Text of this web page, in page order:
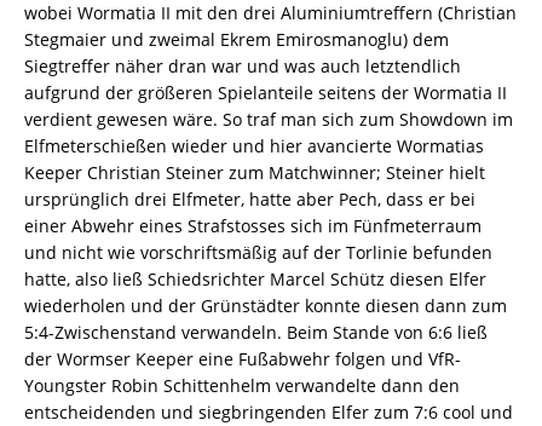
wobei Wormatia II mit den drei Aluminiumtreffern (Christian
Stegmaier und zweimal Ekrem Emirosmanoglu) dem
Siegtreffer näher dran war und was auch letztendlich
aufgrund der größeren Spielanteile seitens der Wormatia II
verdient gewesen wäre. So traf man sich zum Showdown im
Elfmeterschießen wieder und hier avancierte Wormatias
Keeper Christian Steiner zum Matchwinner; Steiner hielt
ursprünglich drei Elfmeter, hatte aber Pech, dass er bei
einer Abwehr eines Strafstosses sich im Fünfmeterraum
und nicht wie vorschriftsmäßig auf der Torlinie befunden
hatte, also ließ Schiedsrichter Marcel Schütz diesen Elfer
wiederholen und der Grünstädter konnte diesen dann zum
5:4-Zwischenstand verwandeln. Beim Stande von 6:6 ließ
der Wormser Keeper eine Fußabwehr folgen und VfR-
Youngster Robin Schittenhelm verwandelte dann den
entscheidenden und siegbringenden Elfer zum 7:6 cool und